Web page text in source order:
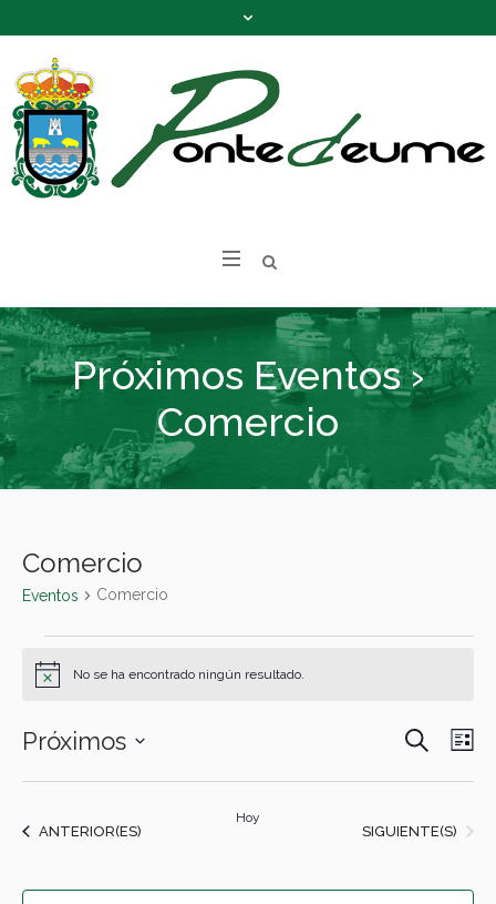
Próximos Eventos›
Comercio
Comercio
Eventos Comercio
Aviso No se ha encontrado ningún resultado.
de
vistas
BUSCAR
de
Próximos
fecha.
EVENTOS
ANTERIOR(ES)
Hoy
EVENTOS
SIGUIENTE(S)